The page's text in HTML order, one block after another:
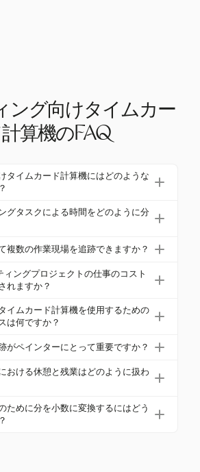
ング向けタイムカー
計算機のFAQ
タイムカード計算機にはどのような
けのタイムカード計算機には、タ
サイトの追跡、仕事のコストシス
管理を確保します。
グタスクによる時間をどのように分
ことで、準備、ペインティング、
きます。この詳細さは、正確な請
計画に役立ちます。
複数の作業現場を追跡できますか？
なるプロジェクトの時間を管理す
業現場を追跡することをサポート
者にとって不可欠です。
ングプロジェクトの仕事のコスト
れますか？
ジェクトに特有の経費と時間を追
のコストと統合されます。これに
な財務洞察を得ることができま
イムカード計算機を使用するための
は何ですか？
スには、タスクの分類、リアルタ
ータを定期的にレビューすること
適化し、プロジェクトの見積もり
がペインターにとって重要ですか？
、労働法の遵守、リソース配分の
クトの収益性を維持するために重
。
おける休憩と残業はどのように扱わ
に記録され、有給と無給の休憩を
ります。残業は、労働法に基づ
ために分を小数に変換するにはどう